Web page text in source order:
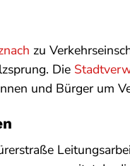
zu
Die
und Bürger um